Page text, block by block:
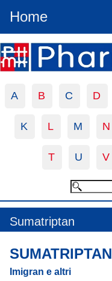
Home
A B C D
K L M N
T U V
Sumatriptan
SUMATRIPTAN
Imigran e altri